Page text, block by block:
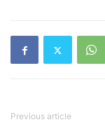
Previous article